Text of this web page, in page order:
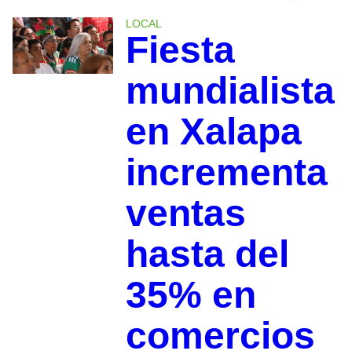
LOCAL
Fiesta
mundialista
en Xalapa
incrementa
ventas
hasta del
35% en
comercios